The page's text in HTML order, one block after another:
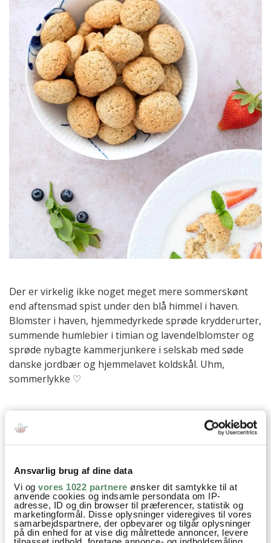
Ansvarlig brug af dine data
Vi og vores 1022 partnere ønsker dit samtykke til at
anvende cookies og indsamle persondata om IP-
adresse, ID og din browser til præferencer, statistik og
marketingformål. Disse oplysninger videregives til vores
samarbejdspartnere, der opbevarer og tilgår oplysninger
på din enhed for at vise dig målrettede annoncer, levere
Der er virkelig ikke noget meget mere sommerskønt
end aftensmad spist under den blå himmel i haven.
Blomster i haven, hjemmedyrkede sprøde krydderurter,
summende humlebier i timian og lavendelblomster og
sprøde nybagte kammerjunkere i selskab med søde
danske jordbær og hjemmelavet koldskål. Uhm,
sommerlykke ♡
Cookies og Småkager Familiefavoritter Forår
Hvedemel Vanilje
SPØRGSMÅL TIL OPSKRIFTEN?